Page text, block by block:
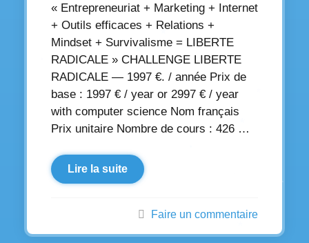
« Entrepreneuriat + Marketing + Internet
+ Outils efficaces + Relations +
Mindset + Survivalisme = LIBERTE
RADICALE » CHALLENGE LIBERTE
RADICALE — 1997 €. / année Prix de
base : 1997 € / year or 2997 € / year
with computer science Nom français
Prix unitaire Nombre de cours : 426 …
Lire la suite
Faire un commentaire